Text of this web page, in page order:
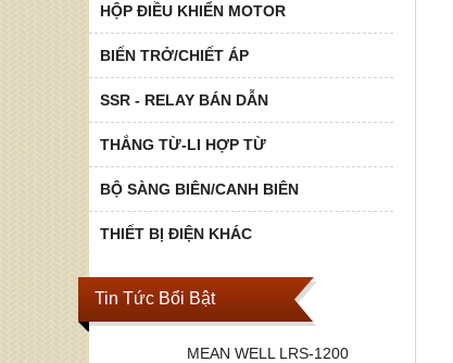
HỘP ĐIỀU KHIỂN MOTOR
BIẾN TRỞ/CHIẾT ÁP
SSR - RELAY BÁN DẪN
THẮNG TỪ-LI HỢP TỪ
BỘ SÀNG BIÊN/CANH BIÊN
THIẾT BỊ ĐIỆN KHÁC
Tin Tức Bổi Bật
MEAN WELL LRS-1200